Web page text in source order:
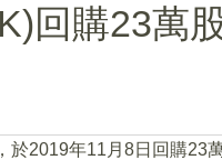
回購23萬
於2019年11月8日回購23